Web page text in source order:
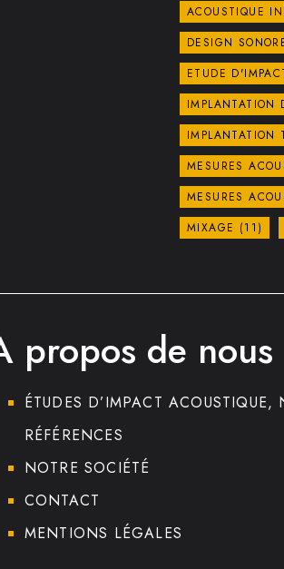
ACOUSTIQUE
DESIGN
ETUDE
IMPLANTATION
IMPLANTATION
MESURES
MESURES
MIXAGE (11)
propos de nous
ÉTUDES D’IMPACT ACOUSTIQUE,
RÉFÉRENCES
NOTRE SOCIÉTÉ
CONTACT
MENTIONS LÉGALES